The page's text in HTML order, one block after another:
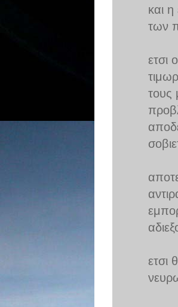
και
των
ετσι
τους
ετσι